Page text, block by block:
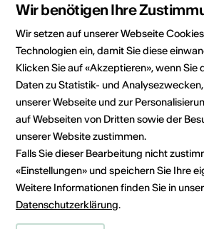
Telefon 078 894 75 58
Reservationen 079 960 32 59
E-Mail
Webseite
Route planen
ÖV Fahrplan
Social Media
Wir benötigen Ihre
Wir setzen auf unserer Webseite
Technologien ein, damit Sie diese
Klicken Sie auf «Akzeptieren», wenn Sie
Daten zu Statistik- und
unserer Webseite und zur
auf Webseiten von Dritten sowie der
unserer Website zustimmen.
Falls Sie dieser Bearbeitung nicht
«Einstellungen» und speichern Sie Ihre
Weitere Informationen finden Sie in
Datenschutzerklärung.